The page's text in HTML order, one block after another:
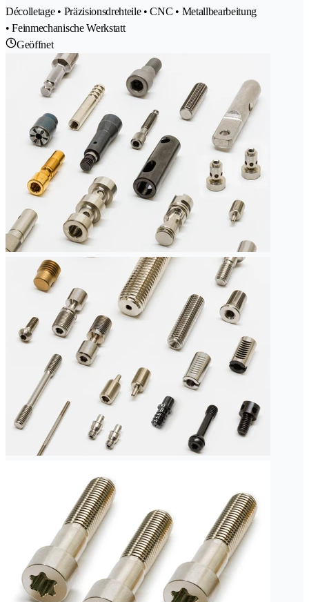
Décolletage • Präzisionsdrehteile • CNC • Metallbearbeitung
• Feinmechanische Werkstatt
Geöffnet